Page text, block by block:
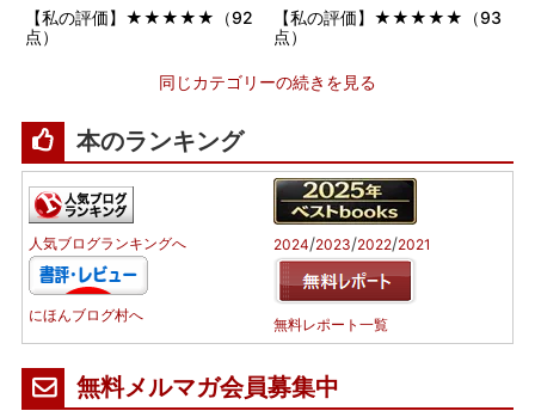
【私の評価】★★★★★（92
点）
【私の評価】★★★★★（93
点）
同じカテゴリーの続きを見る
本のランキング
人気ブログランキングへ
にほんブログ村へ
2024/2023/2022/2021
無料レポート一覧
無料メルマガ会員募集中